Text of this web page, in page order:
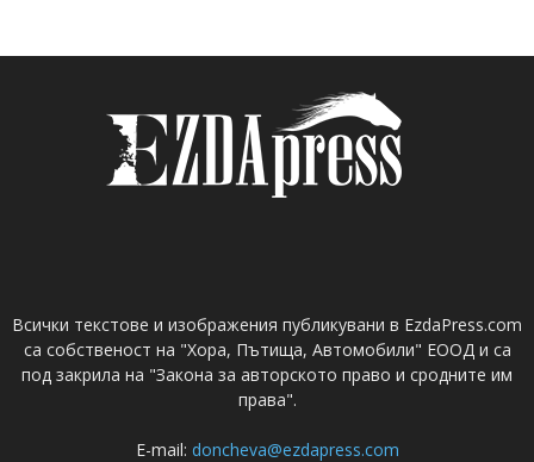
Всички текстове и изображения публикувани в EzdaPress.com
са собственост на "Хора, Пътища, Автомобили" ЕООД и са
под закрила на "Закона за авторското право и сродните им
права".
E-mail: doncheva@ezdapress.com